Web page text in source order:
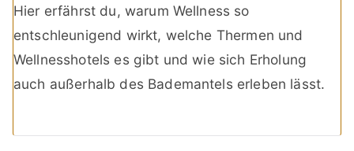
Hier erfährst du, warum Wellness so
entschleunigend wirkt, welche Thermen und
Wellnesshotels es gibt und wie sich Erholung
auch außerhalb des Bademantels erleben lässt.